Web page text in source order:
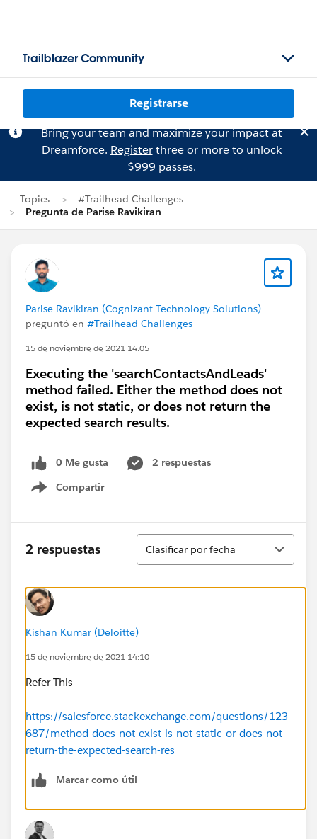
Trailblazer Community
Registrarse
Bring your team and maximize your impact at
Dreamforce. Registerthree or more to unlock
$999 passes.
Topics
#Trailhead Challenges
Pregunta de Parise Ravikiran
Parise Ravikiran (Cognizant Technology Solutions)
preguntó en #Trailhead Challenges
15 de noviembre de 2021 14:05
Executing the 'searchContactsAndLeads'
method failed. Either the method does not
exist, is not static, or does not return the
expected search results.
0 Me gusta
2 respuestas
Compartir
Show menu
2 respuestas
Ordenar
Clasificar por fecha
Kishan Kumar (Deloitte)
15 de noviembre de 2021 14:10
Refer This
https://salesforce.stackexchange.com/questions/123
687/method-does-not-exist-is-not-static-or-does-not-
return-the-expected-search-res
Marcar como útil